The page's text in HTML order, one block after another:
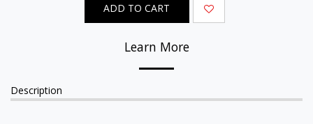
ADD TO CART
Learn More
Description